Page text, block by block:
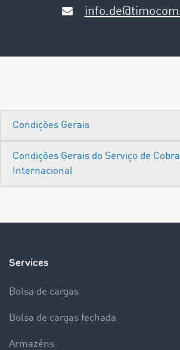
Condições Gerais
Condições Gerais do Serviço de
Internacional
Services
Bolsa de cargas
Bolsa de cargas fechada
Armazéns